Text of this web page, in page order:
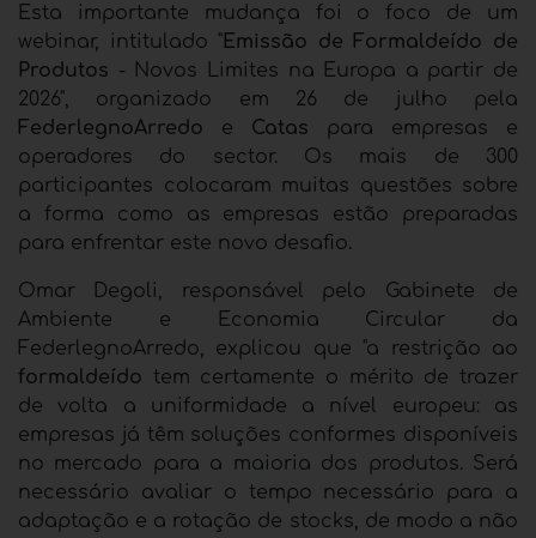
Esta importante mudança foi o foco de um
webinar, intitulado "Emissão de Formaldeído de
Produtos - Novos Limites na Europa a partir de
2026", organizado em 26 de julho pela
FederlegnoArredo e Catas para empresas e
operadores do sector. Os mais de 300
participantes colocaram muitas questões sobre
a forma como as empresas estão preparadas
para enfrentar este novo desafio.
Omar Degoli, responsável pelo Gabinete de
Ambiente e Economia Circular da
FederlegnoArredo, explicou que "a restrição ao
formaldeído tem certamente o mérito de trazer
de volta a uniformidade a nível europeu: as
empresas já têm soluções conformes disponíveis
no mercado para a maioria dos produtos. Será
necessário avaliar o tempo necessário para a
adaptação e a rotação de stocks, de modo a não